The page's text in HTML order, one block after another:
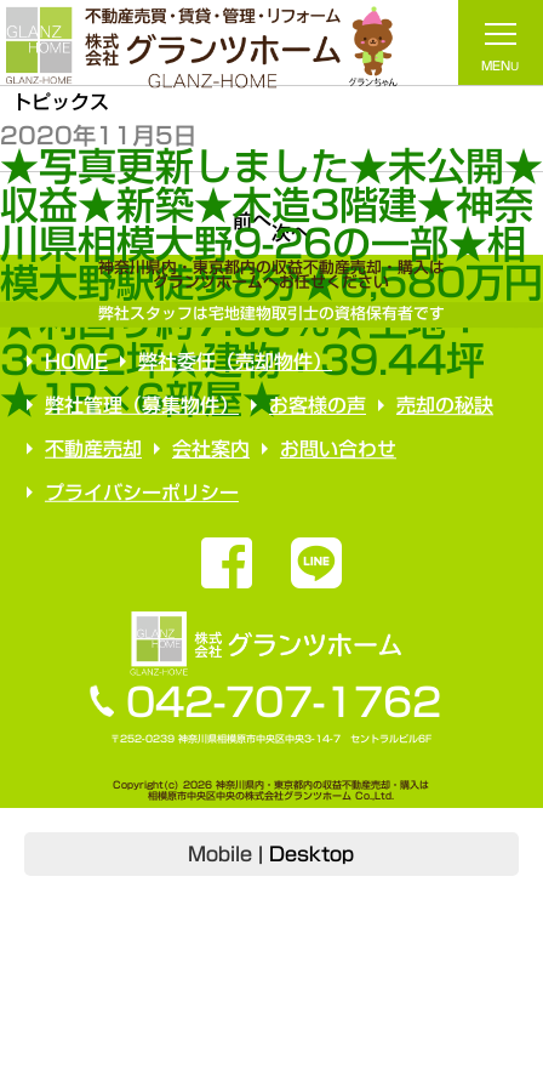
トピックス
2020年11月5日
★写真更新しました★未公開★
収益★新築★木造3階建★神奈
川県相模大野9-26の一部★相
模大野駅徒歩8分★6,580万円
★利回り約7.00%★土地：
33.02坪★建物：39.44坪
★1R×6部屋★
前へ
次へ
神奈川県内・東京都内の収益不動産売却・購入は
グランツホームへお任せください
弊社スタッフは宅地建物取引士の資格保有者です
HOME 弊社委任（売却物件）
弊社管理（募集物件） お客様の声 売却の秘訣
不動産売却 会社案内 お問い合わせ
プライバシーポリシー
042-707-1762
〒252-0239 神奈川県相模原市中央区中央3-14-7 セントラルビル6F
Copyright(c) 2026 神奈川県内・東京都内の収益不動産売却・購入は
相模原市中央区中央の株式会社グランツホーム Co.,Ltd.
Mobile Desktop